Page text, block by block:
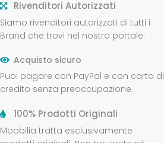
Rivenditori Autorizzati
Siamo rivenditori autorizzati di tutti i
Brand che trovi nel nostro portale.
Acquisto sicuro
Puoi pagare con PayPal e con carta di
credito senza preoccupazione.
100% Prodotti Originali
Moobilia tratta esclusivamente